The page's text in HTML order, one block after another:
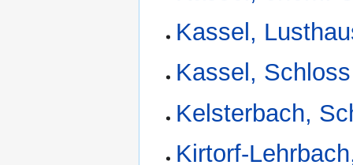
Kassel,
Kassel,
Kelsterbach,
Kirtorf-